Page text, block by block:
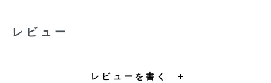
レビュー
レビューを書く